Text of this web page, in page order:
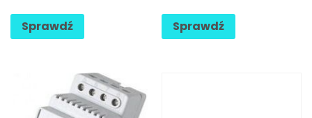
Sprawdź Sprawdź